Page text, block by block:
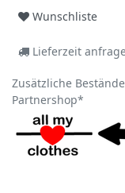
Wunschliste
Lieferzeit
Zusätzliche
Partnershop*